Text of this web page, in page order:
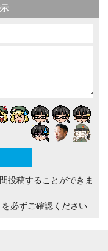
投稿することができま
を必ずご確認ください